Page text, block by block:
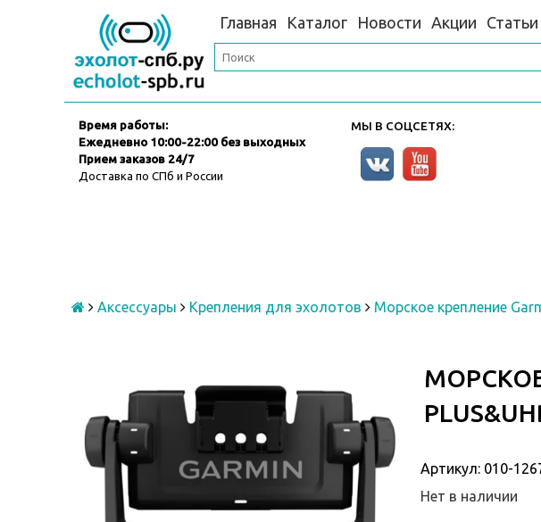
Главная Каталог Новости Акции Статьи
Время работы:
Ежедневно 10:00-22:00 без выходных
Прием заказов 24/7
Доставка по СПб и России
МЫ В СОЦСЕТЯХ:
Аксессуары Крепления для эхолотов Морское крепление
Артикул: 010-
Нет в наличии